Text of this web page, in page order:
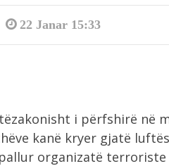
22 Janar 15:33
i përfshirë në
kanë kryer gjatë
organizatë terroriste